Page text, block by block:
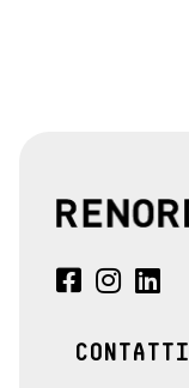
CONTATTI